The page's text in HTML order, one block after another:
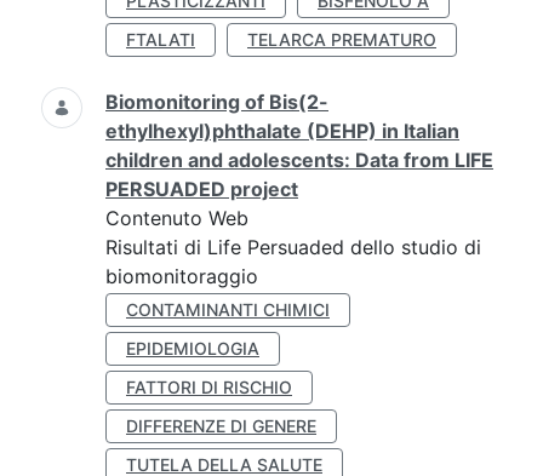
FTALATI
TELARCA PREMATURO
Biomonitoring of Bis(2-
ethylhexyl)phthalate (DEHP) in Italian
children and adolescents: Data from LIFE
PERSUADED project
Contenuto Web
Risultati di Life Persuaded dello studio di
biomonitoraggio
CONTAMINANTI CHIMICI
EPIDEMIOLOGIA
FATTORI DI RISCHIO
DIFFERENZE DI GENERE
TUTELA DELLA SALUTE